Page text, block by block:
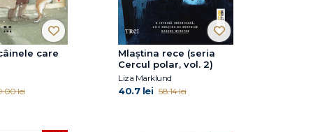
care
lei
Mlaștina rece (seria
Cercul polar, vol. 2)
Liza Marklund
40.7 lei 58.14 lei